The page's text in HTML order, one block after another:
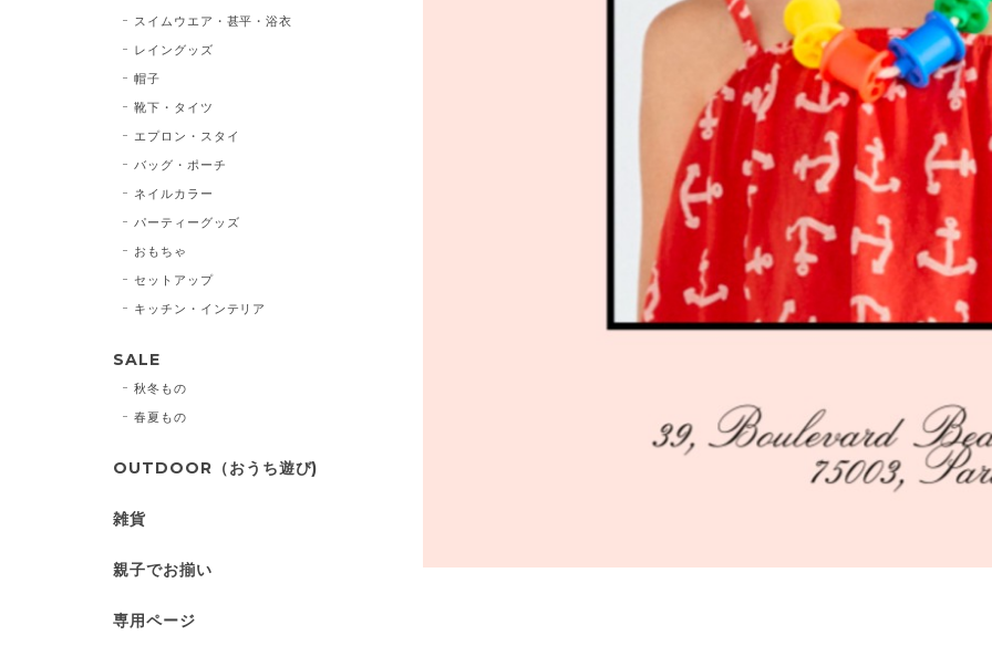
スイムウエア・甚平・浴衣
レイングッズ
帽子
靴下・タイツ
エプロン・スタイ
バッグ・ポーチ
ネイルカラー
パーティーグッズ
おもちゃ
セットアップ
キッチン・インテリア
SALE
秋冬もの
春夏もの
OUTDOOR（おうち遊び)
雑貨
親子でお揃い
専用ページ